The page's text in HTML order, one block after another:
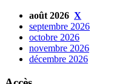
août 2026 X
septembre 2026
octobre 2026
novembre 2026
décembre 2026